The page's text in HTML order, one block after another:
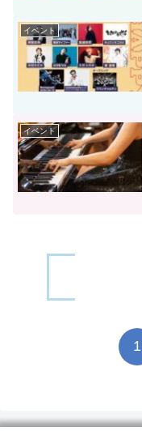
イベント
イベント
1